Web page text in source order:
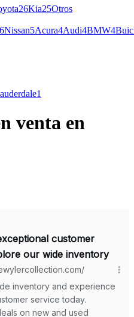
26Kia25Otros
6Nissan5Acura4Audi4BMW4
1
venta en